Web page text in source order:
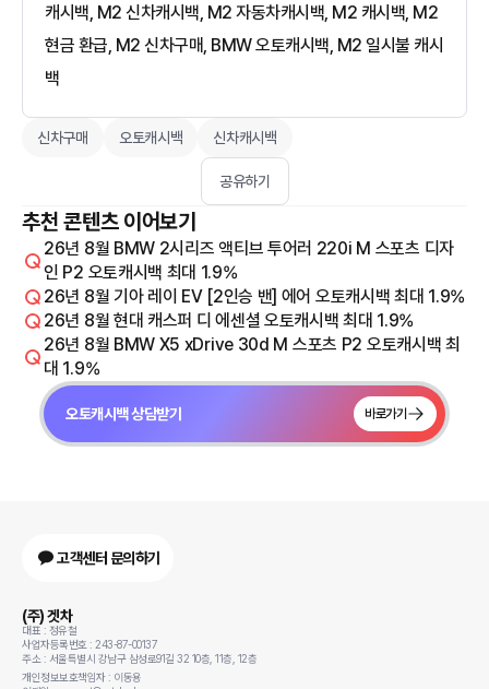
캐시백, M2 신차캐시백, M2 자동차캐시백, M2 캐시백, M2
현금 환급, M2 신차구매, BMW 오토캐시백, M2 일시불 캐시
백
신차구매 오토캐시백 신차캐시백
공유하기
추천 콘텐츠 이어보기
26년 8월 BMW 2시리즈 액티브 투어러 220i M 스포츠 디자
인 P2 오토캐시백 최대 1.9%
26년 8월 기아 레이 EV [2인승 밴] 에어 오토캐시백 최대 1.9%
26년 8월 현대 캐스퍼 디 에센셜 오토캐시백 최대 1.9%
26년 8월 BMW X5 xDrive 30d M 스포츠 P2 오토캐시백 최
대 1.9%
오토캐시백 상담받기 바로가기
고객센터 문의하기
(주) 겟차
대표 : 정유철
사업자등록번호 : 243-87-00137
주소 : 서울특별시 강남구 삼성로91길 32 10층, 11층, 12층
개인정보보호책임자 : 이동용